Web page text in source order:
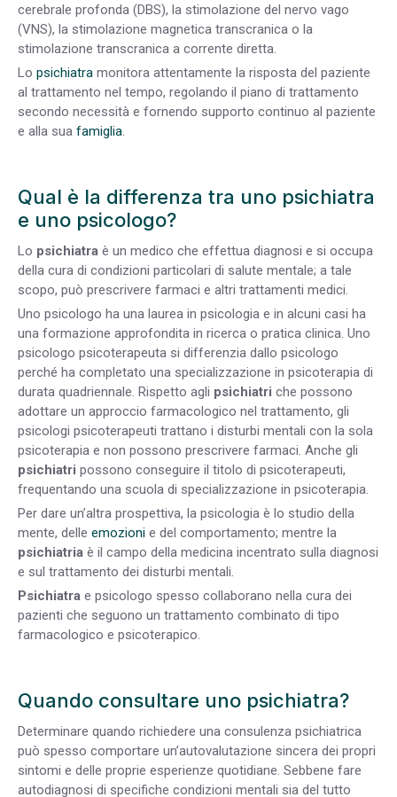
cerebrale profonda (DBS), la stimolazione del nervo vago
(VNS), la stimolazione magnetica transcranica o la
stimolazione transcranica a corrente diretta.
Lo psichiatra monitora attentamente la risposta del paziente
al trattamento nel tempo, regolando il piano di trattamento
secondo necessità e fornendo supporto continuo al paziente
e alla sua famiglia.
Qual è la differenza tra uno psichiatra
e uno psicologo?
Lo psichiatra è un medico che effettua diagnosi e si occupa
della cura di condizioni particolari di salute mentale; a tale
scopo, può prescrivere farmaci e altri trattamenti medici.
Uno psicologo ha una laurea in psicologia e in alcuni casi ha
una formazione approfondita in ricerca o pratica clinica. Uno
psicologo psicoterapeuta si differenzia dallo psicologo
perché ha completato una specializzazione in psicoterapia di
durata quadriennale. Rispetto agli psichiatri che possono
adottare un approccio farmacologico nel trattamento, gli
psicologi psicoterapeuti trattano i disturbi mentali con la sola
psicoterapia e non possono prescrivere farmaci. Anche gli
psichiatri possono conseguire il titolo di psicoterapeuti,
frequentando una scuola di specializzazione in psicoterapia.
Per dare un’altra prospettiva, la psicologia è lo studio della
mente, delle emozioni e del comportamento; mentre la
psichiatria è il campo della medicina incentrato sulla diagnosi
e sul trattamento dei disturbi mentali.
Psichiatra e psicologo spesso collaborano nella cura dei
pazienti che seguono un trattamento combinato di tipo
farmacologico e psicoterapico.
Quando consultare uno psichiatra?
Determinare quando richiedere una consulenza psichiatrica
può spesso comportare un’autovalutazione sincera dei propri
sintomi e delle proprie esperienze quotidiane. Sebbene fare
autodiagnosi di specifiche condizioni mentali sia del tutto